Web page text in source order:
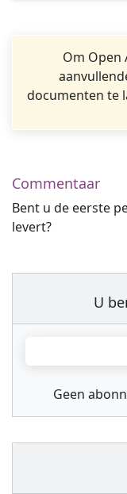
Om Open
documenten te
Commentaar
Bent u de eerste
levert?
U
Geen